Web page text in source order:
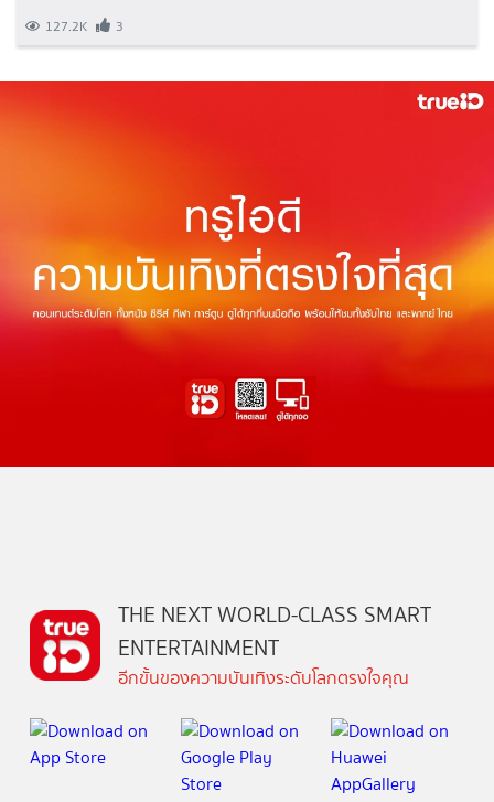
127.2K 3
THE NEXT WORLD-CLASS SMART
ENTERTAINMENT
อีกขั้นของความบันเทิงระดับโลกตรงใจคุณ